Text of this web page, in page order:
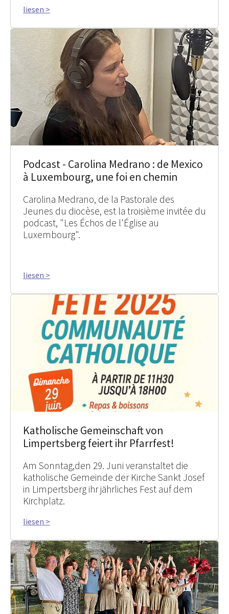
liesen >
Podcast - Carolina Medrano : de Mexico
à Luxembourg, une foi en chemin
Carolina Medrano, de la Pastorale des
Jeunes du diocèse, est la troisième invitée du
podcast, "Les Échos de l'Église au
Luxembourg".
liesen >
Katholische Gemeinschaft von
Limpertsberg feiert ihr Pfarrfest!
Am Sonntag,den 29. Juni veranstaltet die
katholische Gemeinde der Kirche Sankt Josef
in Limpertsberg ihr jährliches Fest auf dem
Kirchplatz.
liesen >